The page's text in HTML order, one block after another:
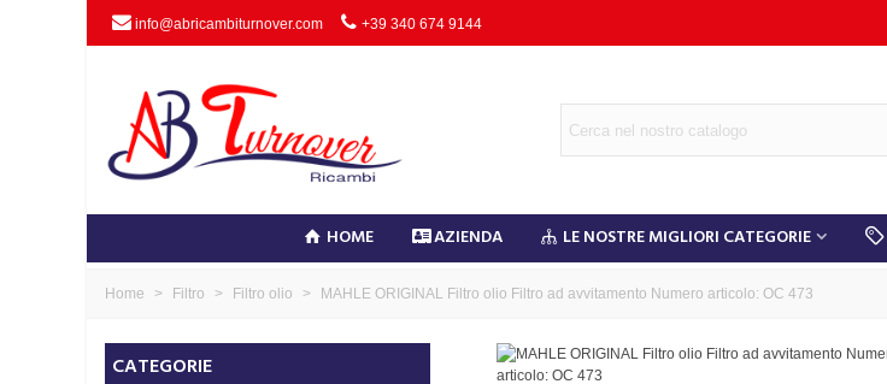
info@abricambiturnover.com +39 340 674 9144
HOME AZIENDA LE NOSTRE MIGLIORI CATEGORIE
Home > Filtro > Filtro olio > MAHLE ORIGINAL Filtro olio Filtro ad avvitamento Numero articolo: OC 473
CATEGORIE